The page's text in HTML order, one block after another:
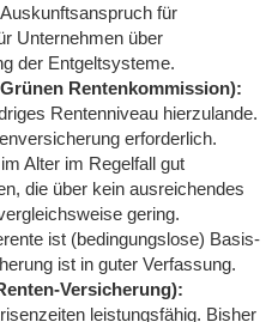
für
Unternehmen über
der Entgeltsysteme.
Rentenkommission):
Rentenniveau hierzulande.
erforderlich.
Alter im Regelfall gut
die über kein ausreichendes
gering.
ist (bedingungslose) Basis-
ist in guter Verfassung.
Versicherung):
leistungsfähig. Bisher